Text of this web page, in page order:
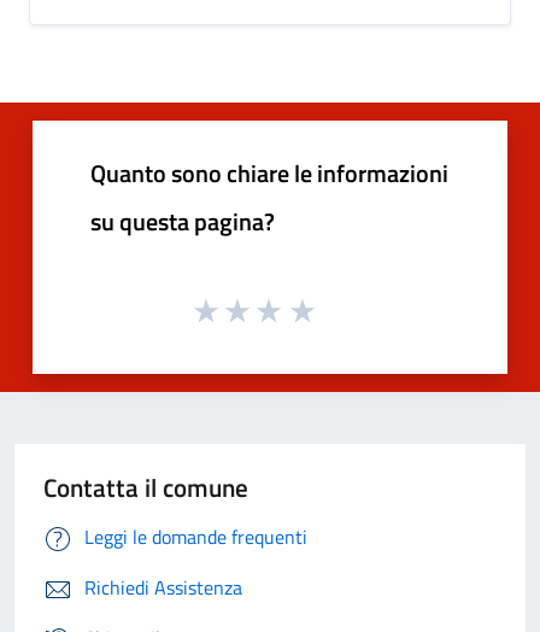
Quanto sono chiare le informazioni
su questa pagina?
Contatta il comune
Leggi le domande frequenti
Richiedi Assistenza